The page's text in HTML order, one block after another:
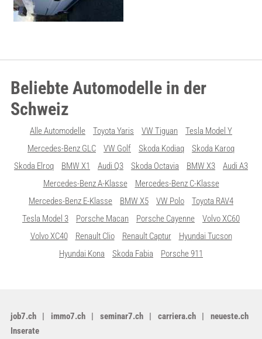
Beliebte Automodelle in der
Schweiz
Alle Automodelle Toyota Yaris VW Tiguan
Tesla Model Y
Mercedes-Benz GLC
VW Golf Skoda Kodiaq
Skoda Karoq
Skoda Elroq
BMW X1 Audi Q3 Skoda Octavia BMW X3
Audi A3
Mercedes-Benz A-Klasse
Mercedes-Benz C-Klasse
Mercedes-Benz E-Klasse
BMW X5 VW Polo
Toyota RAV4
Tesla Model 3
Porsche Macan Porsche Cayenne
Volvo XC60
Volvo XC40
Renault Clio Renault Captur
Hyundai Tucson
Hyundai Kona
Skoda Fabia Porsche 911
job7.ch immo7.ch seminar7.ch carriera.ch
neueste.ch
Inserate